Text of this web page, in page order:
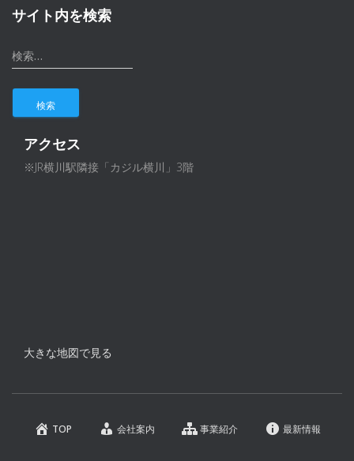
サイト内を検索
検
索
検索…
アクセス
※JR横川駅隣接「カジル横川」3階
大きな地図で見る
TOP 会社案内 事業紹介 最新情報